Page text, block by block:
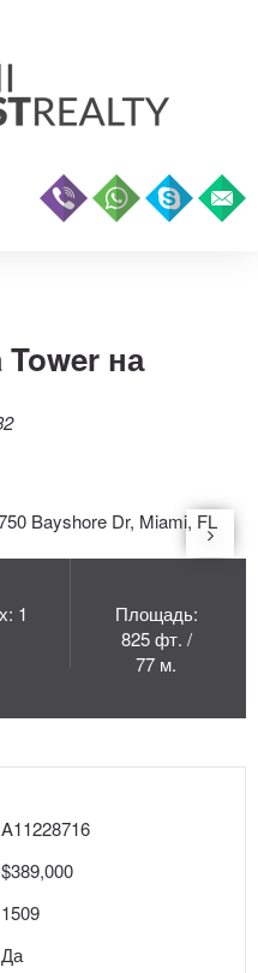
на
1
Площадь:
825 фт. /
77 м.
A11228716
$389,000
1509
Да